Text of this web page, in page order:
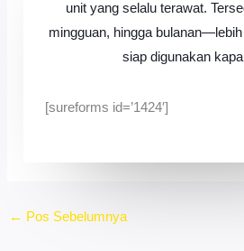
unit yang selalu terawat.
mingguan, hingga
siap digunakan
[sureforms id=’1424′]
← Pos Sebelumnya